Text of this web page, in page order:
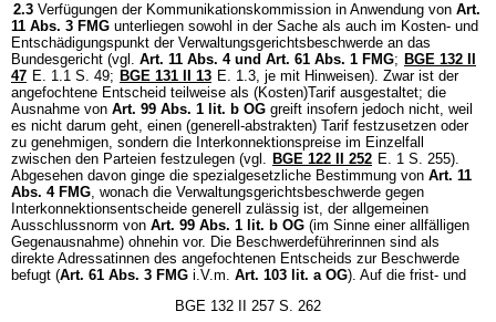
2.3 Verfügungen der Kommunikationskommission in Anwendung von Art.
11 Abs. 3 FMG unterliegen sowohl in der Sache als auch im Kosten- und
Entschädigungspunkt der Verwaltungsgerichtsbeschwerde an das
Bundesgericht (vgl. Art. 11 Abs. 4 und Art. 61 Abs. 1 FMG; BGE 132 II
47 E. 1.1 S. 49; BGE 131 II 13 E. 1.3, je mit Hinweisen). Zwar ist der
angefochtene Entscheid teilweise als (Kosten)Tarif ausgestaltet; die
Ausnahme von Art. 99 Abs. 1 lit. b OG greift insofern jedoch nicht, weil
es nicht darum geht, einen (generell-abstrakten) Tarif festzusetzen oder
zu genehmigen, sondern die Interkonnektionspreise im Einzelfall
zwischen den Parteien festzulegen (vgl. BGE 122 II 252 E. 1 S. 255).
Abgesehen davon ginge die spezialgesetzliche Bestimmung von Art. 11
Abs. 4 FMG, wonach die Verwaltungsgerichtsbeschwerde gegen
Interkonnektionsentscheide generell zulässig ist, der allgemeinen
Ausschlussnorm von Art. 99 Abs. 1 lit. b OG (im Sinne einer allfälligen
Gegenausnahme) ohnehin vor. Die Beschwerdeführerinnen sind als
direkte Adressatinnen des angefochtenen Entscheids zur Beschwerde
befugt (Art. 61 Abs. 3 FMG i.V.m. Art. 103 lit. a OG). Auf die frist- und
BGE 132 II 257 S. 262